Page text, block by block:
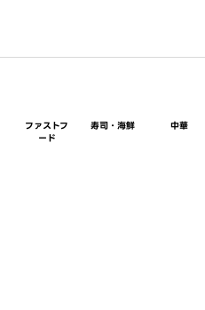
ファストフ
ード
寿司・海鮮 中華